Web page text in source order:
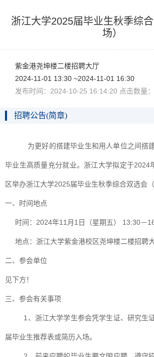
浙江大学2025届毕业生秋季综
场）
紫金港尧坤楼二楼招聘大厅
2024-11-0113:30~2024-11-0116:30
发布时间：2024-10-2516:14:20点击数量
招聘公告(简章)
为更好的搭建毕业生和用人单位之间搭
毕业生高质量充分就业。浙江大学拟定于2024
区举办浙江大学2025届毕业生秋季综合双选会（
一、时间地点
时间： 2024年11 月 1 日（星期五） 13:30－
地点：浙江大学紫金港校区尧坤楼二楼招聘
二、参会单位
见下方！
三、参会有关事项
1、浙江大学学生参会凭学生证、研究生
届毕业生推荐表或简历入场。